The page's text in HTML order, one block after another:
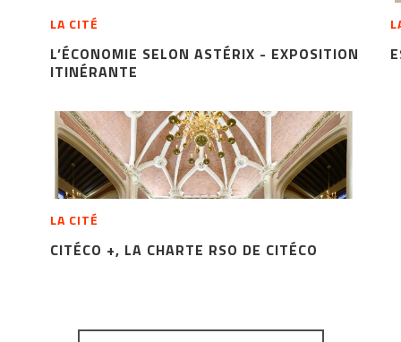
LA CITÉ
L’ÉCONOMIE SELON ASTÉRIX - EXPOSITION
ITINÉRANTE
LA CITÉ
CITÉCO +, LA CHARTE RSO DE CITÉCO